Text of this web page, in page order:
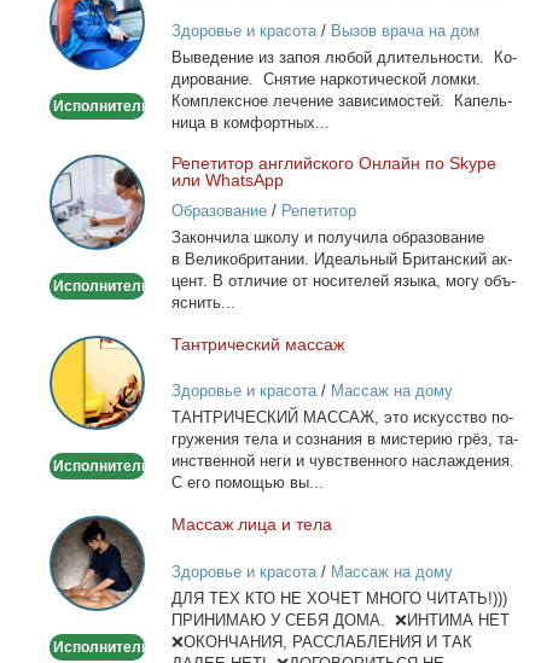
из
запоя.
Капельница,
Исполнитель
Здоровье и красота/ Вызов врача на дом
Вы­ве­де­ние из за­поя лю­бой дли­тель­но­сти. Ко­
ди­ро­ва­ние. Сня­тие нар­ко­ти­че­ской лом­ки.
Ком­плекс­ное ле­че­ние за­ви­си­мо­стей. Ка­пель­
ни­ца в ком­форт­ных...
Репетитор
английского
Онлайн
по
или
Исполнитель
Ре­пе­ти­тор ан­глий­ско­го Он­лайн по Skype
или WhatsApp
Образование/ Репетитор
За­кон­чи­ла шко­лу и по­лу­чи­ла об­ра­зо­ва­ние
в Ве­ли­ко­бри­та­нии. Иде­аль­ный Бри­тан­ский ак­
цент. В от­ли­чие от но­си­те­лей язы­ка, мо­гу объ­
яс­нить...
Тантрический
массаж
Исполнитель
Тан­три­че­ский мас­саж
Здоровье и красота/ Массаж на дому
ТАНТРИЧЕСКИЙ МАССАЖ, это ис­кус­ство по­
гру­же­ния те­ла и со­зна­ния в ми­сте­рию грёз, та­
ин­ствен­ной неги и чув­ствен­но­го на­сла­жде­ния.
С его по­мо­щью вы...
Массаж
лица
и
тела
Исполнитель
Мас­саж ли­ца и те­ла
Здоровье и красота/ Массаж на дому
ДЛЯ ТЕХ КТО НЕ ХОЧЕТ МНОГО ЧИТАТЬ!)))
ПРИНИМАЮ У СЕБЯ ДОМА. ❌ИНТИМА НЕТ
❌ОКОНЧАНИЯ, РАССЛАБЛЕНИЯ И ТАК